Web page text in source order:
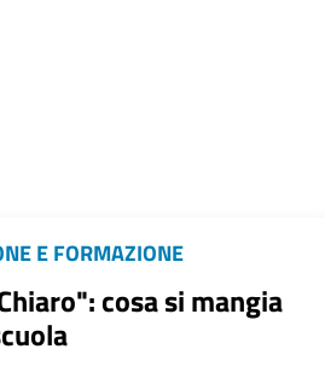
E FORMAZIONE
cosa si mangia